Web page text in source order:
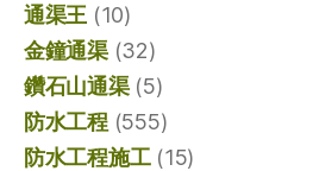
通渠王 (10)
金鐘通渠(32)
鑽石山通渠(5)
防水工程(555)
防水工程施工(15)